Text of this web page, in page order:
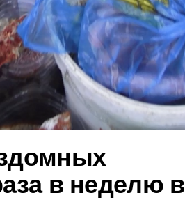
в неделю в